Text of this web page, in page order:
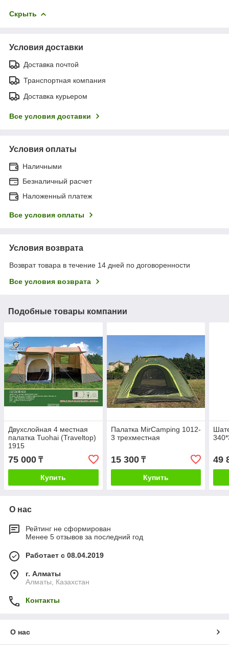
Скрыть
Условия доставки
Доставка почтой
Транспортная компания
Доставка курьером
Все условия доставки
Условия оплаты
Наличными
Безналичный расчет
Наложенный платеж
Все условия оплаты
Условия возврата
Возврат товара в течение 14 дней по договоренности
Все условия возврата
Подобные товары компании
Двухслойная 4 местная
палатка Tuohai (Traveltop)
1915
75 000 ₸
Купить
Палатка MirCamping 1012-
3 трехместная
15 300₸
Купить
49
О нас
Рейтинг не сформирован
Менее 5 отзывов за последний год
Работает с 08.04.2019
г. Алматы
Алматы, Казахстан
Контакты
О нас